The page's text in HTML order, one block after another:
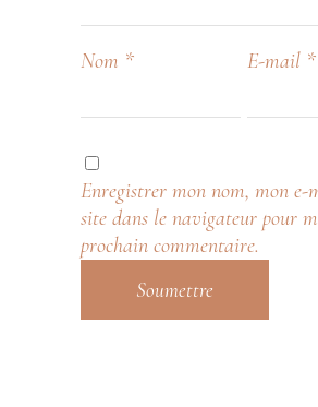
Nom * E-mail *
Enregistrer mon nom, mon e-
site dans le navigateur pour
prochain commentaire.